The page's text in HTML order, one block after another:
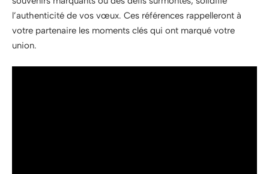
l’authenticité de vos vœux. Ces références rappelleront à
votre partenaire les moments clés qui ont marqué votre
union.